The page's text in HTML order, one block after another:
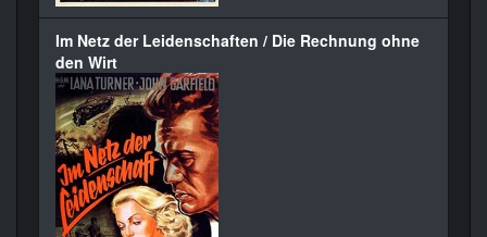
Im Netz der Leidenschaften / Die Rechnung ohne
den Wirt